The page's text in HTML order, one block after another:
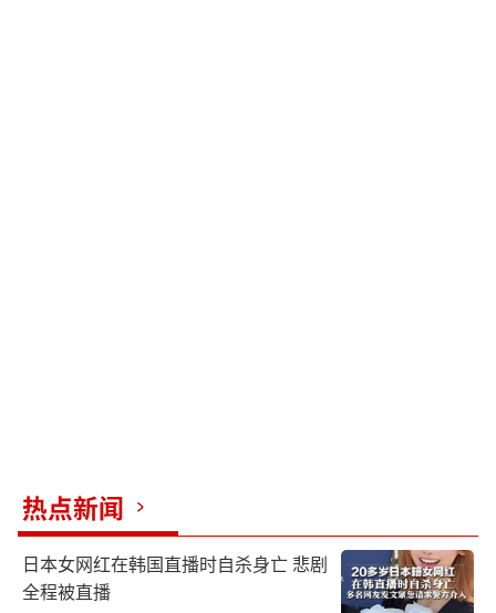
热点新闻
日本女网红在韩国直播时自杀身亡 悲剧
全程被直播